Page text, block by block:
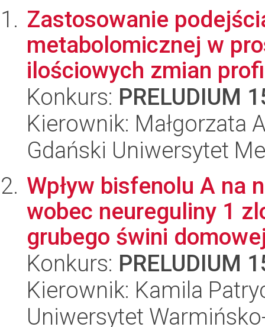
Zastosowanie
metabolomicznej w
ilościowych zmian
Konkurs: PRELUDIUM
Kierownik: Małgorzata
Gdański Uniwersytet
Wpływ bisfenolu A na
wobec neureguliny 1
grubego świni
Konkurs: PRELUDIUM
Kierownik: Kamila
Uniwersytet